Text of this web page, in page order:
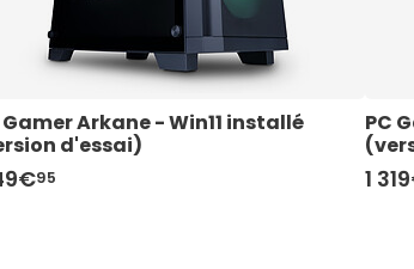
Gamer Arkane - Win11 installé
d'essai)
95
PC
1